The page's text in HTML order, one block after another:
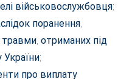
військовослужбовця;
поранення,
травми, отриманих під
України;
про виплату